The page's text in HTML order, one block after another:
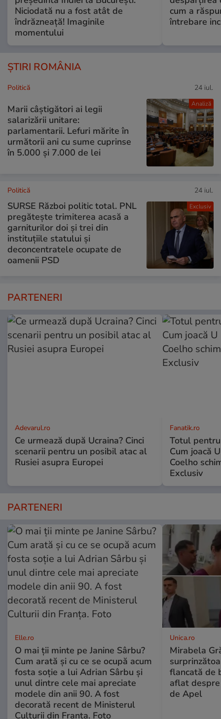
Niciodată nu a fost atât de
îndrăzneață! Imaginile
momentului
cum a
întrebare
ȘTIRI ROMÂNIA
Analiză
Politică 24 iul.
Marii câștigători ai legii
salarizării unitare:
parlamentarii. Lefuri mărite în
următorii ani cu sume cuprinse
în 5.000 și 7.000 de lei
Exclusiv
Politică 24 iul.
SURSE Război politic total. PNL
pregătește trimiterea acasă a
garniturilor doi și trei din
instituțiile statului și
deconcentratele ocupate de
oamenii PSD
PARTENERI
Adevarul.ro
Ce urmează după Ucraina? Cinci
scenarii pentru un posibil atac al
Rusiei asupra Europei
Fanatik.ro
Totul
Cum joacă
Coelho
Exclusiv
PARTENERI
Elle.ro
O mai ții minte pe Janine Sârbu?
Cum arată și cu ce se ocupă acum
fosta soție a lui Adrian Sârbu și
unul dintre cele mai apreciate
modele din anii 90. A fost
decorată recent de Ministerul
Culturii din Franța. Foto
Unica.ro
Mirabela
flancată de
aflat
de Apel